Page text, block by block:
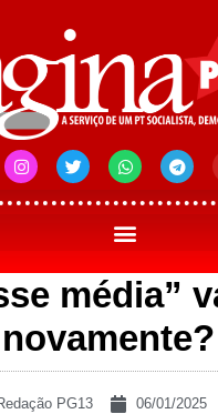
média”
PG13 06/01/2025